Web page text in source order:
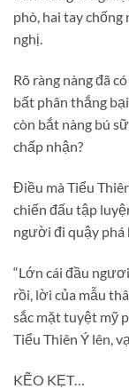
phò, hai tay
nghị.
Rõ ràng nàng đã
bất phân thắng
còn bắt nàng bú
chấp nhận?
Điều mà Tiểu
chiến đấu tập
người đi quậy phá
“Lớn cái đầu
rồi, lời của mẫu
sắc mặt tuyệt mỹ
Tiểu Thiên Ý lên,
KẼO KẸT…